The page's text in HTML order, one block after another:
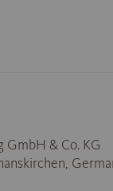
& Co. KG